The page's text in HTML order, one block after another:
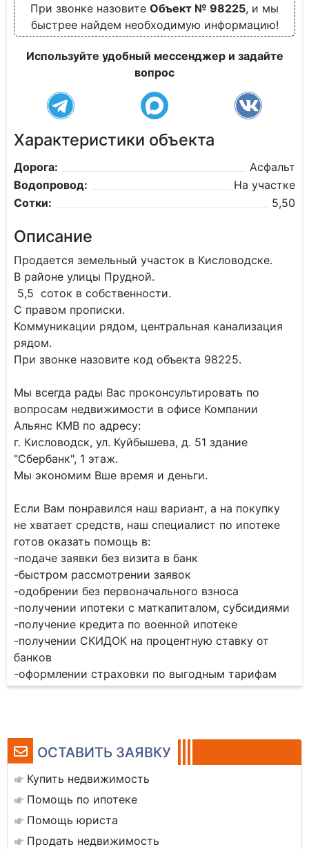
ОСТАВИТЬ ЗАЯВКУ
Купить недвижимость
Помощь по ипотеке
Помощь юриста
Продать недвижимость
При звонке назовите Объект № 98225, и мы
быстрее найдем необходимую информацию!
Используйте удобный мессенджер и задайте
вопрос
Характеристики объекта
Дорога:
Асфальт
Водопровод:
На участке
Сотки:
5,50
Описание
Продается земельный участок в Кисловодске.
В районе улицы Прудной.
5,5 соток в собственности.
С правом прописки.
Коммуникации рядом, центральная канализация
рядом.
При звонке назовите код объекта 98225.
Мы всегда рады Вас проконсультировать по
вопросам недвижимости в офисе Компании
Альянс КМВ по адресу:
г. Кисловодск, ул. Куйбышева, д. 51 здание
"Сбербанк", 1 этаж.
Мы экономим Вше время и деньги.
Если Вам понравился наш вариант, а на покупку
не хватает средств, наш специалист по ипотеке
готов оказать помощь в:
-подаче заявки без визита в банк
-быстром рассмотрении заявок
-одобрении без первоначального взноса
-получении ипотеки с маткапиталом, субсидиями
-получение кредита по военной ипотеке
-получении СКИДОК на процентную ставку от
банков
-оформлении страховки по выгодным тарифам